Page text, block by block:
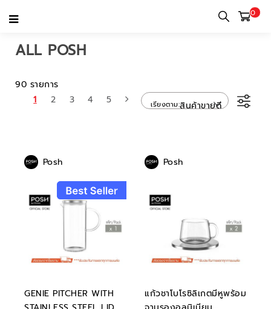
0
หน้าแรก
ALL POSH
90 รายการ
1
2 3 4 5 เรียงตาม สินค้าขายดี
Posh
GENIE PITCHER WITH
Posh
แก้วชาโบโรซิลิเกตมีหูพร้อม